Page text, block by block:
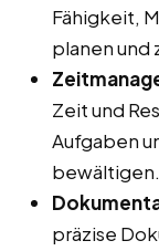
Fähigkeit,
planen und
Zeit und
Aufgaben
bewältigen.
präzise